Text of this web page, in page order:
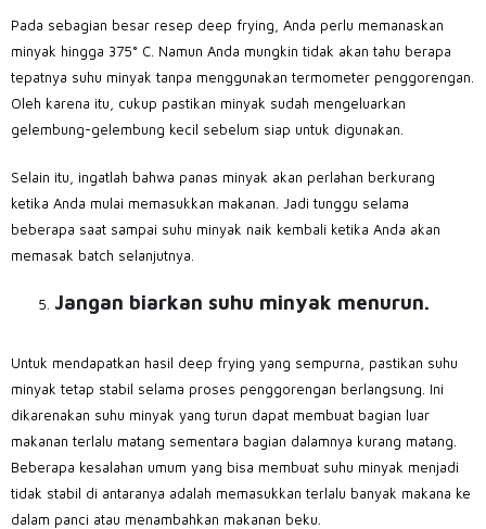
Pada sebagian besar resep deep frying, Anda perlu memanaskan
minyak hingga 375° C. Namun Anda mungkin tidak akan tahu berapa
tepatnya suhu minyak tanpa menggunakan termometer penggorengan.
Oleh karena itu, cukup pastikan minyak sudah mengeluarkan
gelembung-gelembung kecil sebelum siap untuk digunakan.
Selain itu, ingatlah bahwa panas minyak akan perlahan berkurang
ketika Anda mulai memasukkan makanan. Jadi tunggu selama
beberapa saat sampai suhu minyak naik kembali ketika Anda akan
memasak batch selanjutnya.
Jangan biarkan suhu minyak menurun.
Untuk mendapatkan hasil deep frying yang sempurna, pastikan suhu
minyak tetap stabil selama proses penggorengan berlangsung. Ini
dikarenakan suhu minyak yang turun dapat membuat bagian luar
makanan terlalu matang sementara bagian dalamnya kurang matang.
Beberapa kesalahan umum yang bisa membuat suhu minyak menjadi
tidak stabil di antaranya adalah memasukkan terlalu banyak makana ke
dalam panci atau menambahkan makanan beku.